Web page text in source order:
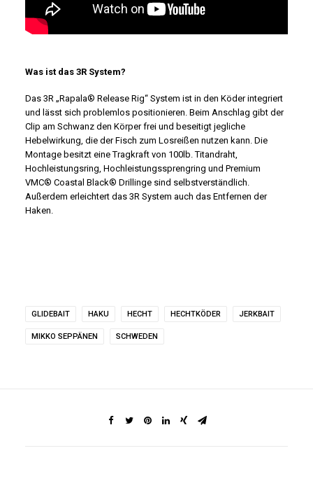
Was ist das 3R System?
Das 3R „Rapala® Release Rig“ System ist in den Köder integriert
und lässt sich problemlos positionieren. Beim Anschlag gibt der
Clip am Schwanz den Körper frei und beseitigt jegliche
Hebelwirkung, die der Fisch zum Losreißen nutzen kann. Die
Montage besitzt eine Tragkraft von 100lb. Titandraht,
Hochleistungsring, Hochleistungssprengring und Premium
VMC® Coastal Black® Drillinge sind selbstverständlich.
Außerdem erleichtert das 3R System auch das Entfernen der
Haken.
GLIDEBAIT HAKU HECHT HECHTKÖDER JERKBAIT
MIKKO SEPPÄNEN SCHWEDEN